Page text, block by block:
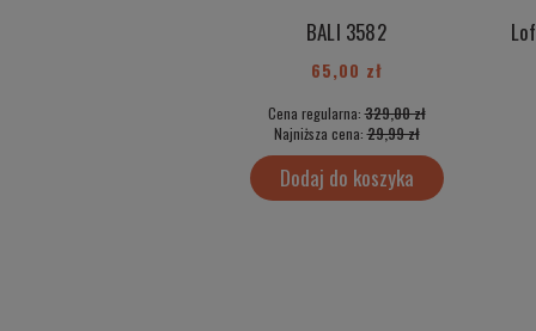
BALI 3582
65,00 zł
Cena regularna:329,00 zł
Najniższa cena:29,99 zł
Dodaj do koszyka